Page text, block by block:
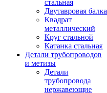
стальная
Двутавровая балка
Квадрат
металлический
Круг стальной
Катанка стальная
Детали трубопроводов
и метизы
Детали
трубопровода
нержавеющие